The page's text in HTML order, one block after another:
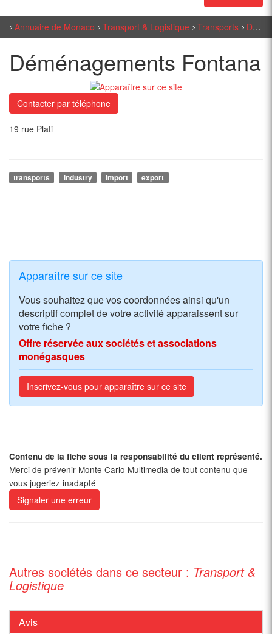
Annuaire de Monaco Transport & Logistique Transports Déménagements Fontana
Déménagements Fontana
Contacter par téléphone
19 rue Plati
transports industry import export
Apparaître sur ce site
Vous souhaitez que vos coordonnées ainsi qu'un
descriptif complet de votre activité apparaissent sur
votre fiche ?
Offre réservée aux sociétés et associations
monégasques
Inscrivez-vous pour apparaître sur ce site
Contenu de la fiche sous la responsabilité du client représenté.
Merci de prévenir Monte Carlo Multimedia de tout contenu que
vous jugeriez inadapté
Signaler une erreur
Autres sociétés dans ce secteur : Transport &
Logistique
Avis